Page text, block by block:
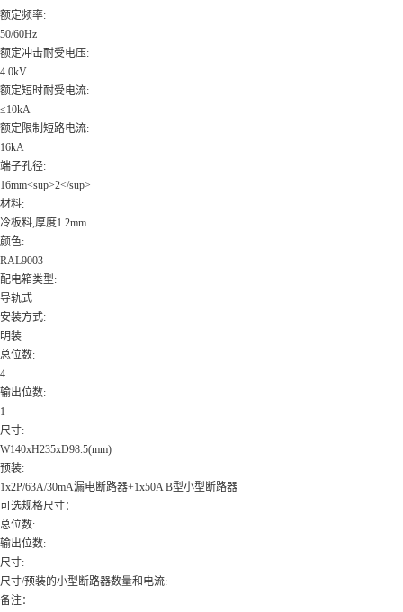
额定频率:
50/60Hz
额定冲击耐受电压:
4.0kV
额定短时耐受电流:
≤10kA
额定限制短路电流:
16kA
端子孔径:
16mm<sup>2</sup>
材料:
冷板料,厚度1.2mm
颜色:
RAL9003
配电箱类型:
导轨式
安装方式:
明装
总位数:
4
输出位数:
1
尺寸:
W140xH235xD98.5(mm)
预装:
1x2P/63A/30mA漏电断路器+1x50A B型小型断路器
可选规格尺寸：
总位数:
输出位数:
尺寸:
尺寸/预装的小型断路器数量和电流:
备注：